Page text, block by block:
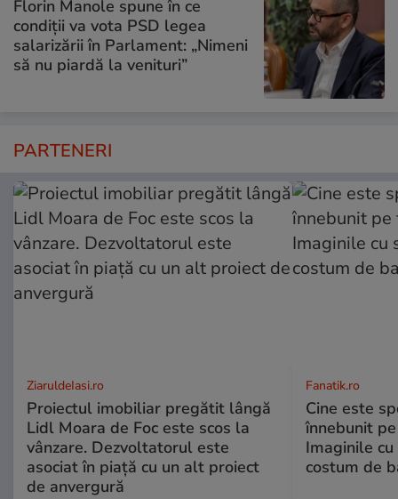
Florin Manole spune în ce
condiții va vota PSD legea
salarizării în Parlament: „Nimeni
să nu piardă la venituri”
PARTENERI
ZiaruldeIasi.ro
Proiectul imobiliar pregătit lângă
Lidl Moara de Foc este scos la
vânzare. Dezvoltatorul este
asociat în piață cu un alt proiect
de anvergură
Fanatik.ro
Cine este
înnebunit
Imaginile
costum de